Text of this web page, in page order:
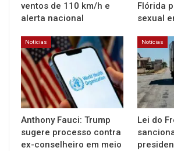
ventos de 110 km/h e
alerta nacional
Flórida
sexual
Notícias
Anthony Fauci: Trump
sugere processo contra
ex-conselheiro em meio
Notícias
Lei do